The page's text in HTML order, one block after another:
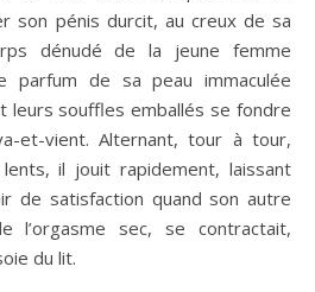
son pénis durcit, au creux de sa
dénudé de la jeune femme
parfum de sa peau immaculée
leurs souffles emballés se fondre
et-vient. Alternant, tour à tour,
il jouit rapidement, laissant
de satisfaction quand son autre
l’orgasme sec, se contractait,
du lit.